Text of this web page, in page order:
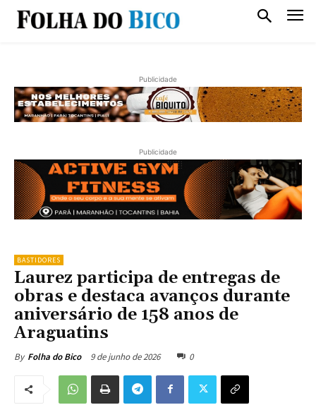
Publicidade
Publicidade
BASTIDORES
Laurez participa de entregas de
obras e destaca avanços durante
aniversário de 158 anos de
Araguatins
By Folha do Bico 9 de junho de 2026 0